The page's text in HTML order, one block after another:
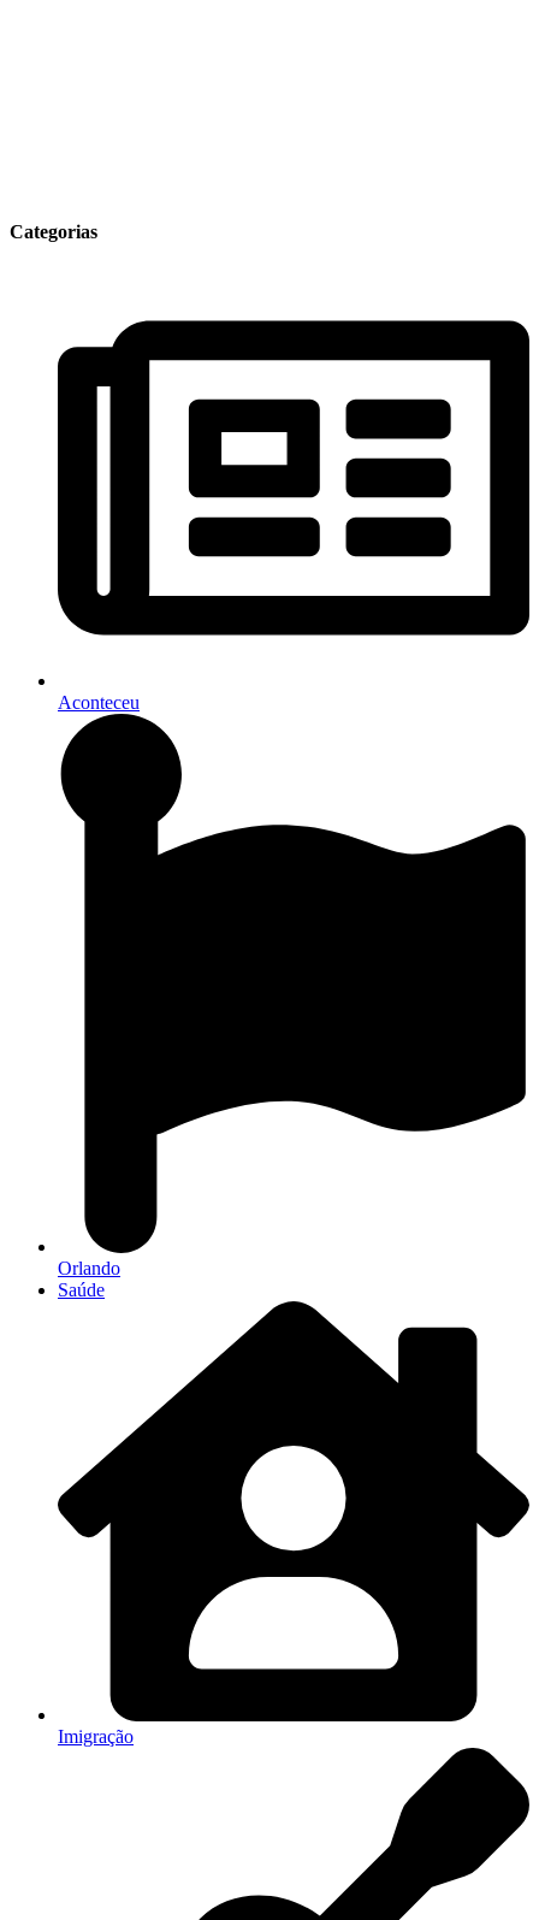
Categorias
Aconteceu
Orlando
Saúde
Imigração